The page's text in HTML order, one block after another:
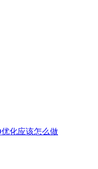
化应该怎么做